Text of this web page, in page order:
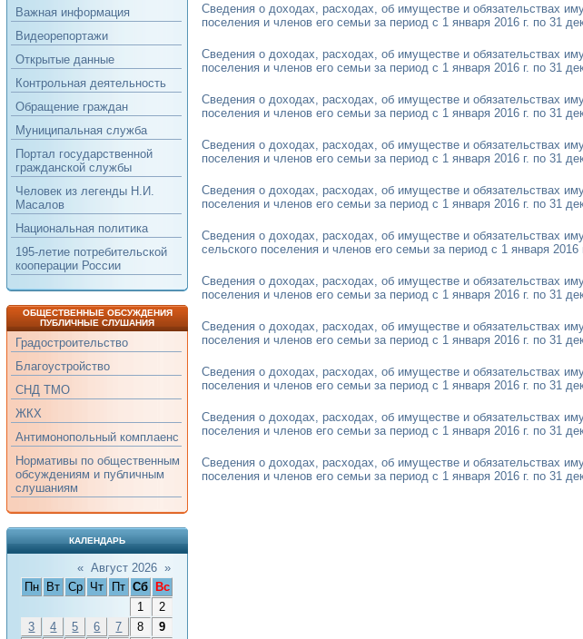
Важная информация
Видеорепортажи
Открытые данные
Контрольная деятельность
Обращение граждан
Муниципальная служба
Портал государственной
гражданской службы
Человек из легенды Н.И.
Масалов
Национальная политика
195-летие потребительской
кооперации России
ОБЩЕСТВЕННЫЕ ОБСУЖДЕНИЯ
ПУБЛИЧНЫЕ СЛУШАНИЯ
Градостроительство
Благоустройство
СНД ТМО
ЖКХ
Антимонопольный комплаенс
Нормативы по общественным
обсуждениям и публичным
слушаниям
КАЛЕНДАРЬ
« Август 2026 »
Пн
Вт Ср Чт Пт Сб
Вс
1
2
3
4 5 6 7 8
9
Сведения о доходах, расходах, об имуществе и обязательствах
поселения и членов его семьи за период с 1 января 2016 г. по 31
Сведения о доходах, расходах, об имуществе и обязательствах
поселения и членов его семьи за период с 1 января 2016 г. по 31
Сведения о доходах, расходах, об имуществе и обязательствах
поселения и членов его семьи за период с 1 января 2016 г. по 31
Сведения о доходах, расходах, об имуществе и обязательствах
поселения и членов его семьи за период с 1 января 2016 г. по 31
Сведения о доходах, расходах, об имуществе и обязательствах
поселения и членов его семьи за период с 1 января 2016 г. по 31
Сведения о доходах, расходах, об имуществе и обязательствах
сельского поселения и членов его семьи за период с 1 января 2016
Сведения о доходах, расходах, об имуществе и обязательствах
поселения и членов его семьи за период с 1 января 2016 г. по 31
Сведения о доходах, расходах, об имуществе и обязательствах
поселения и членов его семьи за период с 1 января 2016 г. по 31
Сведения о доходах, расходах, об имуществе и обязательствах
поселения и членов его семьи за период с 1 января 2016 г. по 31
Сведения о доходах, расходах, об имуществе и обязательствах
поселения и членов его семьи за период с 1 января 2016 г. по 31
Сведения о доходах, расходах, об имуществе и обязательствах
поселения и членов его семьи за период с 1 января 2016 г. по 31